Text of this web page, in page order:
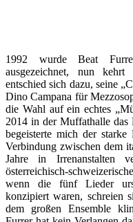
1992 wurde Beat
ausgezeichnet, nun
entschied sich dazu, seine
Dino Campana für
die Wahl auf ein echtes
2014 in der Muffathalle das
begeisterte mich der
Verbindung zwischen dem
Jahre in Irrenanstalten
österreichisch-
wenn die fünf Lieder
konzipiert waren, schreien
dem großen Ensemble